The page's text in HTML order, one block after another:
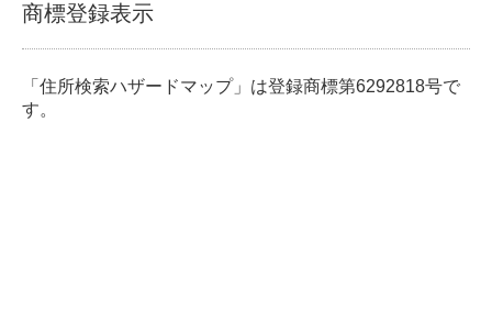
商標登録表示
「住所検索ハザードマップ」は登録商標第6292818号で
す。